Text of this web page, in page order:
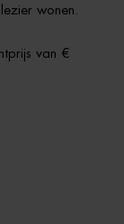
wonen.
van €